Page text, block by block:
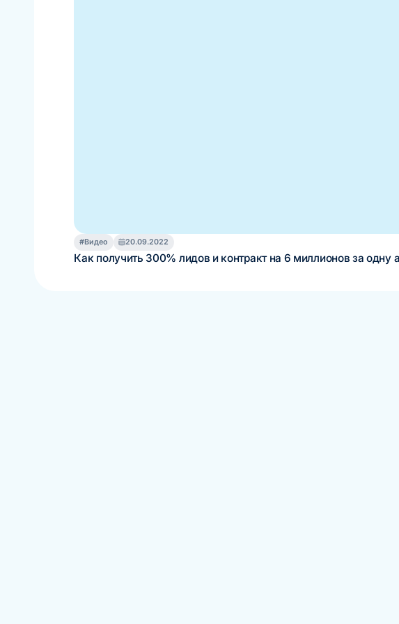
#Видео 20.09.2022
Как получить 300% лидов и контракт на 6 миллионов за